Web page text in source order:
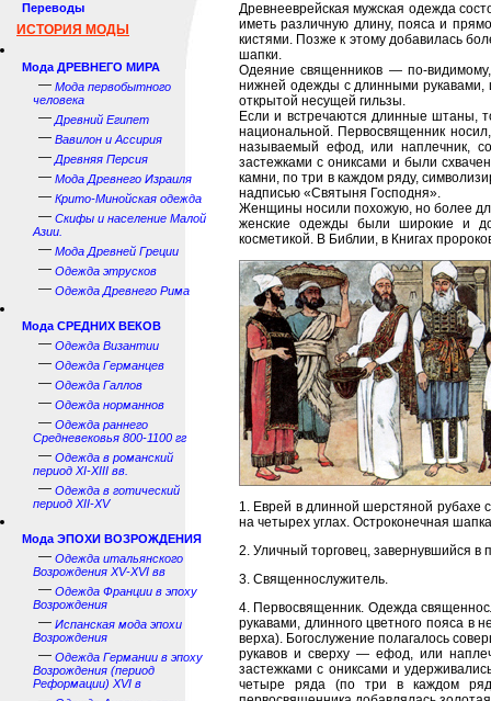
Переводы
ИСТОРИЯ МОДЫ
Мода ДРЕВНЕГО МИРА
— Мода первобытного
человека
— Древний Египет
— Вавилон и Ассирия
— Древняя Персия
— Мода Древнего Израиля
— Крито-Минойская одежда
— Скифы и население Малой
Азии.
— Мода Древней Греции
— Одежда этрусков
— Одежда Древнего Рима
Мода СРЕДНИХ ВЕКОВ
— Одежда Византии
— Одежда Германцев
— Одежда Галлов
— Одежда норманнов
— Одежда раннего
Средневековья 800-1100 гг
— Одежда в романский
период XI-XIII вв.
— Одежда в готический
период XII-XV
Мода ЭПОХИ ВОЗРОЖДЕНИЯ
— Одежда итальянского
Возрождения XV-XVI вв
— Одежда Франции в эпоху
Возрождения
— Испанская мода эпохи
Возрождения
— Одежда Германии в эпоху
Возрождения (период
Реформации) XVI в
Древнееврейская мужская одежда
иметь различную длину, пояса и
кистями. Позже к этому добавилась
шапки.
Одеяние священников — по-
нижней одежды с длинными рукавами,
открытой несущей гильзы.
Если и встречаются длинные штаны,
национальной. Первосвященник
называемый ефод, или наплечник,
застежками с ониксами и были
камни, по три в каждом ряду,
надписью «Святыня Господня».
Женщины носили похожую, но более
женские одежды были широкие и
косметикой. В Библии, в Книгах
1. Еврей в длинной шерстяной рубахе
на четырех углах. Остроконечная
2. Уличный торговец, завернувшийся в
3. Священнослужитель.
4. Первосвященник. Одежда
рукавами, длинного цветного пояса в
верха). Богослужение полагалось
рукавов и сверху — ефод, или
застежками с ониксами и
четыре ряда (по три в каждом